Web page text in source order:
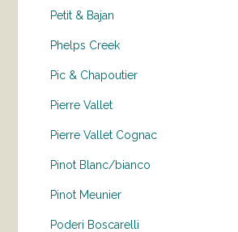
Petit & Bajan
Phelps Creek
Pic & Chapoutier
Pierre Vallet
Pierre Vallet Cognac
Pinot Blanc/bianco
Pinot Meunier
Poderi Boscarelli